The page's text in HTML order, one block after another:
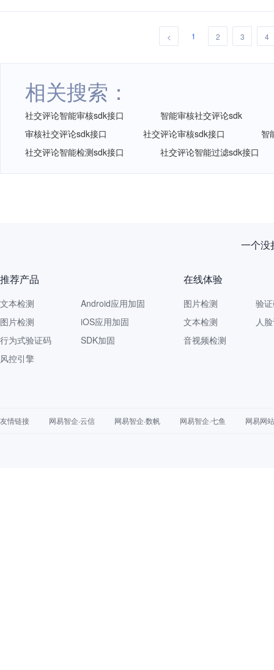
< 1 2 3 4
相关搜索：
社交评论智能审核sdk接口
智能审核社交评论sdk
审核社交评论sdk接口
社交评论审核sdk接口
智
社交评论智能检测sdk接口
社交评论智能过滤sdk接口
一个没
推荐产品
文本检测
图片检测
行为式验证码
风控引擎
Android应用加固
iOS应用加固
SDK加固
在线体验
图片检测
文本检测
音视频检测
验
人
友情链接 网易智企·云信 网易智企·数帆 网易智企·七鱼 网易网